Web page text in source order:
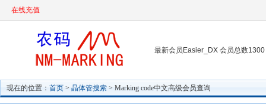
在线充值
最新会员Easier_DX 会员总数1300
现在的位置： 首页 > 晶体管搜索 > Marking code中文高级会员查询